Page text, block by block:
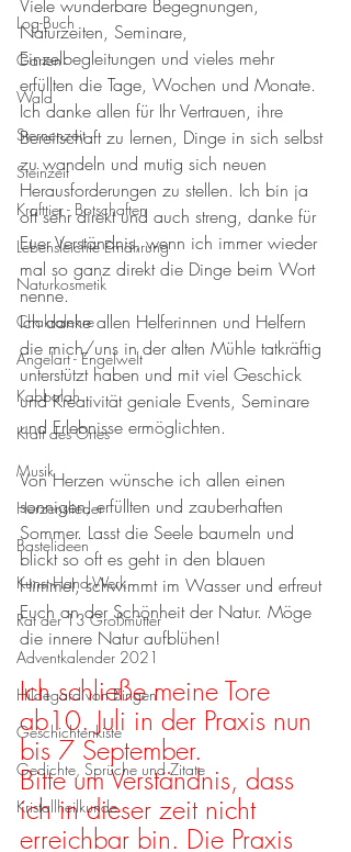
Log-Buch
Garten
Wald
Sternenzeit
Steinzeit
Krafttier - Botschaften
Lebensleichte Ernährung
Naturkosmetik
Chakralehre
Angelart - Engelwelt
Kabbalah
Kraft des Ortes
Musik
Herzenslieder
Bastelideen
Kunst-Hand-Werk
Rat der 13 Großmütter
Adventkalender 2021
Hildegard von Bingen
Geschichtenkiste
Gedichte, Sprüche und Zitate
Kristallheilkunde
Viele wunderbare Begegnungen,
Naturzeiten, Seminare,
Einzelbegleitungen und vieles mehr
erfüllten die Tage, Wochen und Monate.
Ich danke allen für Ihr Vertrauen, ihre
Bereitschaft zu lernen, Dinge in sich selbst
zu wandeln und mutig sich neuen
Herausforderungen zu stellen. Ich bin ja
oft sehr direkt und auch streng, danke für
Euer Verständnis, wenn ich immer wieder
mal so ganz direkt die Dinge beim Wort
nenne.
Ich danke allen Helferinnen und Helfern
die mich/uns in der alten Mühle tatkräftig
unterstützt haben und mit viel Geschick
und Kreativität geniale Events, Seminare
und Erlebnisse ermöglichten.
Von Herzen wünsche ich allen einen
sonnigen, erfüllten und zauberhaften
Sommer. Lasst die Seele baumeln und
blickt so oft es geht in den blauen
Himmel, schwimmt im Wasser und erfreut
Euch an der Schönheit der Natur. Möge
die innere Natur aufblühen!
Ich schließe meine Tore
ab10. Juli in der Praxis nun
bis 7 September.
Bitte um Verständnis, dass
ich in dieser zeit nicht
erreichbar bin. Die Praxis